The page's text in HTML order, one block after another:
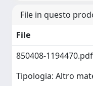
File in questo
File
850408-1194470.pdf
Tipologia: Altro